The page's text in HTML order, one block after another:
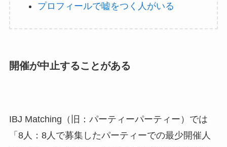
プロフィールで嘘をつく人がいる
開催が中止することがある
IBJ Matching（旧：パーティーパーティー）では
「8人：8人で募集したパーティーでの最少開催人